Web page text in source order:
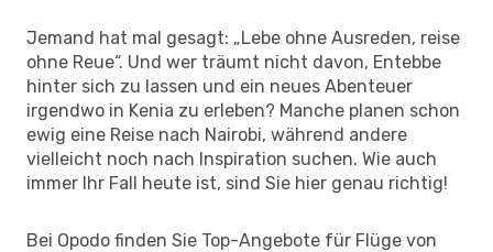
Jemand hat mal gesagt: „Lebe ohne Ausreden, reise
ohne Reue“. Und wer träumt nicht davon, Entebbe
hinter sich zu lassen und ein neues Abenteuer
irgendwo in Kenia zu erleben? Manche planen schon
ewig eine Reise nach Nairobi, während andere
vielleicht noch nach Inspiration suchen. Wie auch
immer Ihr Fall heute ist, sind Sie hier genau richtig!
Bei Opodo finden Sie Top-Angebote für Flüge von